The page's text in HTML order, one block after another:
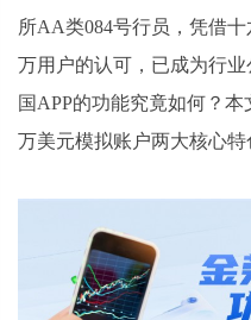
所AA类084号行员，凭借
万用户的认可，已成为行
国APP的功能究竟如何？
万美元模拟账户两大核心特